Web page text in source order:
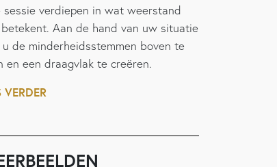
sessie verdiepen in wat weerstand
Aan de hand van uw situatie
de minderheidsstemmen boven te
en een draagvlak te creëren.
VERDER